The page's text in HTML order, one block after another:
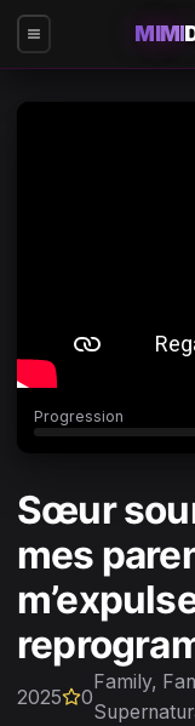
MIMI
Progression
Sœur
mes
2025 0
Family,